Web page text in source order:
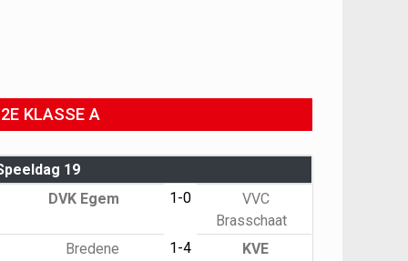
2E KLASSE A
19
DVK Egem
1-0
VVC
Brasschaat
Bredene
1-4
KVE